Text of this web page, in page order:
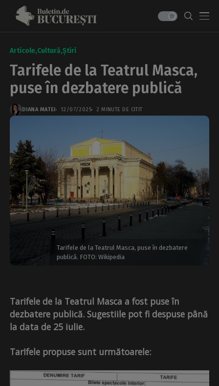
Articole Cultură Știri
Tarifele de la Teatrul Masca,
puse în dezbatere publică
DIANA MATEI 12/07/2025 2 MINUTE DE CITIT
Tarifele de la Teatrul Masca, puse în dezbatere
publică. FOTO: Wikipedia
Tarifele de la Teatrul Masca a fost puse în
dezbatere publică. Sugestiile pot fi despuse până
la data de 25 iulie.
TarIfele propuse sunt următoarele: